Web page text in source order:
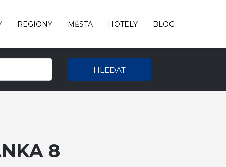
REGIONY MĚSTA HOTELY BLOG
HLEDAT
8